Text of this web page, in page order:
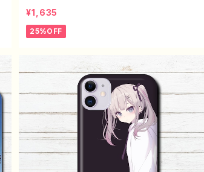
ダ 動物 ゆるかわ ゆるい ユニーク ネタ
系 オリジナルキャラクター おすすめ 個性
的 人気 イラストレーター クリエイター
ャツ デザイン コラボ 悪いことを言うパン
ダ タイトル：たいやき悪パンダ セリフ付き
作：こさつね C-3
¥1,635
25%OFF